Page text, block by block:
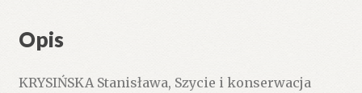
Opis
KRYSIŃSKA Stanisława, Szycie i konserwacja